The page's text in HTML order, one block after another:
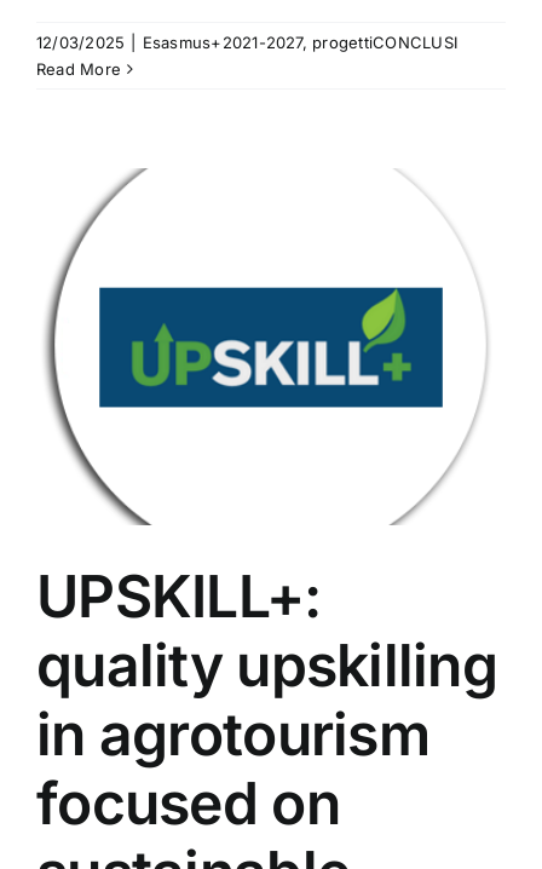
12/03/2025 Esasmus+2021-2027, progettiCONCLUSI
Read More
UPSKILL+:
quality upskilling
in agrotourism
focused on